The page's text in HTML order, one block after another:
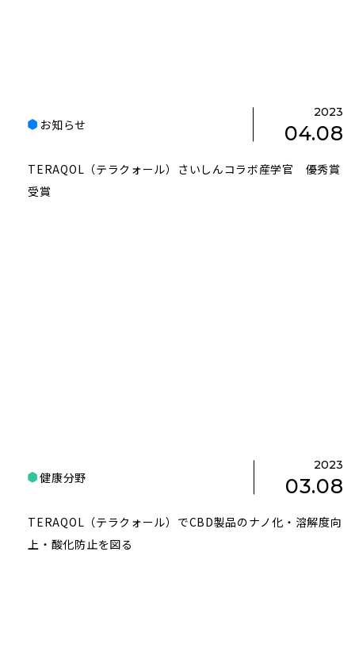
お知らせ
2023
04.08
TERAQOL（テラクォール）さいしんコラボ産学官 優秀賞
受賞
健康分野
2023
03.08
TERAQOL（テラクォール）でCBD製品のナノ化・溶解度向
上・酸化防止を図る